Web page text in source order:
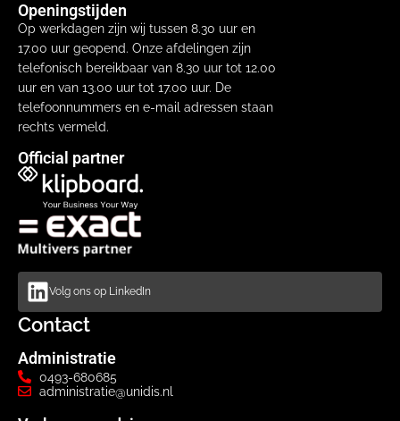
Openingstijden
Op werkdagen zijn wij tussen 8.30 uur en
17.00 uur geopend. Onze afdelingen zijn
telefonisch bereikbaar van 8.30 uur tot 12.00
uur en van 13.00 uur tot 17.00 uur. De
telefoonnummers en e-mail adressen staan
rechts vermeld.
Official partner
Volg ons op LinkedIn
Contact
Administratie
0493-680685
administratie@unidis.nl